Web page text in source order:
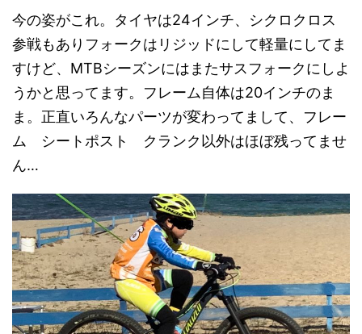
今の姿がこれ。タイヤは24インチ、シクロクロス
参戦もありフォークはリジッドにして軽量にしてま
すけど、MTBシーズンにはまたサスフォークにしよ
うかと思ってます。フレーム自体は20インチのま
ま。正直いろんなパーツが変わってまして、フレー
ム シートポスト クランク以外はほぼ残ってませ
ん…